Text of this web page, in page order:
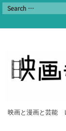
映画と漫画と芸能